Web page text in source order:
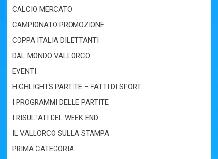
CALCIO MERCATO
CAMPIONATO PROMOZIONE
COPPA ITALIA DILETTANTI
DAL MONDO VALLORCO
EVENTI
HIGHLIGHTS PARTITE – FATTI DI SPORT
I PROGRAMMI DELLE PARTITE
I RISULTATI DEL WEEK END
IL VALLORCO SULLA STAMPA
PRIMA CATEGORIA